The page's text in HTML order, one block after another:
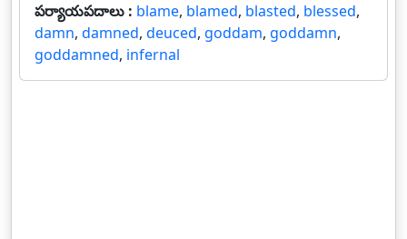
పర్యాయపదాలు : blame, blamed, blasted, blessed,
damn, damned, deuced, goddam, goddamn,
goddamned, infernal